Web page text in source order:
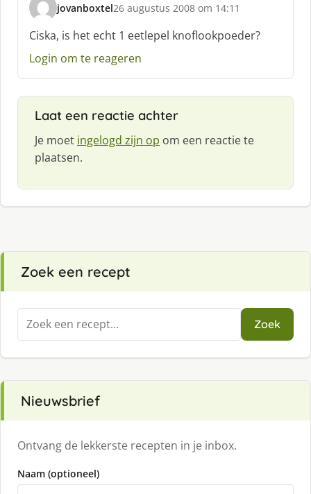
jovanboxtel
s
c
h
r
26 augustus 2008 om 14:11
Ciska, is het echt 1 eetlepel knoflookpoeder?
Login om te reageren
Laat een reactie achter
Je moet ingelogd zijn op om een reactie te
plaatsen.
Zoek een recept
Zoeken
naar:
Zoek
Nieuwsbrief
Ontvang de lekkerste recepten in je inbox.
Naam (optioneel)